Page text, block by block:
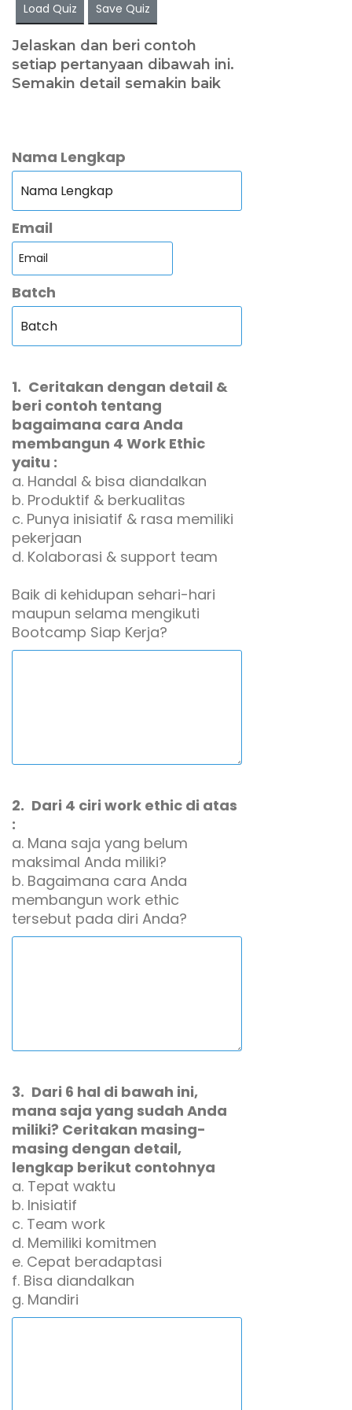
Load Quiz Save Quiz
Jelaskan dan beri contoh
setiap pertanyaan dibawah ini.
Semakin detail semakin baik
Nama Lengkap
Email
Batch
1. Ceritakan dengan detail &
beri contoh tentang
bagaimana cara Anda
membangun 4 Work Ethic
yaitu :
a. Handal & bisa diandalkan
b. Produktif & berkualitas
c. Punya inisiatif & rasa memiliki
pekerjaan
d. Kolaborasi & support team
Baik di kehidupan sehari-hari
maupun selama mengikuti
Bootcamp Siap Kerja?
2. Dari 4 ciri work ethic di atas
:
a. Mana saja yang belum
maksimal Anda miliki?
b. Bagaimana cara Anda
membangun work ethic
tersebut pada diri Anda?
3. Dari 6 hal di bawah ini,
mana saja yang sudah Anda
miliki? Ceritakan masing-
masing dengan detail,
lengkap berikut contohnya
a. Tepat waktu
b. Inisiatif
c. Team work
d. Memiliki komitmen
e. Cepat beradaptasi
f. Bisa diandalkan
g. Mandiri